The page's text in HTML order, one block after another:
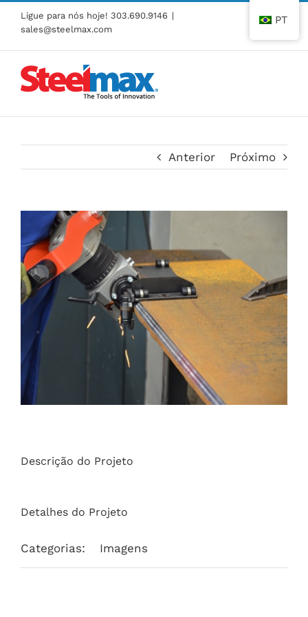
Pular
para
o
conteúdo
Ligue para nós hoje! 303.690.9146 |
sales@steelmax.com
Anterior Próximo
imagem
maior
Descrição do Projeto
Detalhes do Projeto
Categorias: Imagens
PT